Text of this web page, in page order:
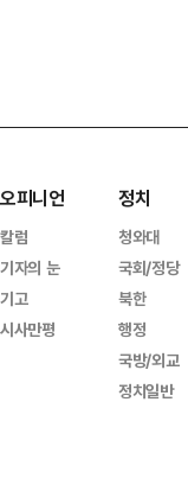
오피니언
칼럼
기자의 눈
기고
시사만평
정치
청와대
국회/정당
북한
행정
국방/외교
정치일반